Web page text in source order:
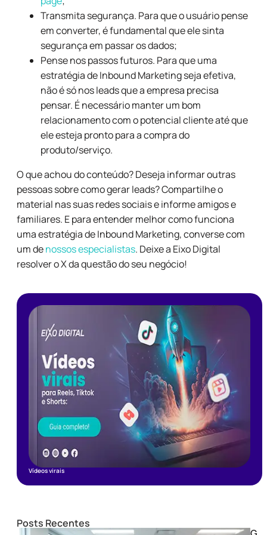
Transmita segurança. Para que o usuário pense
em converter, é fundamental que ele sinta
segurança em passar os dados;
Pense nos passos futuros. Para que uma
estratégia de Inbound Marketing seja efetiva,
não é só nos leads que a empresa precisa
pensar. É necessário manter um bom
relacionamento com o potencial cliente até que
ele esteja pronto para a compra do
produto/serviço.
O que achou do conteúdo? Deseja informar outras
pessoas sobre como gerar leads? Compartilhe o
material nas suas redes sociais e informe amigos e
familiares. E para entender melhor como funciona
uma estratégia de Inbound Marketing, converse com
um denossos especialistas. Deixe a Eixo Digital
resolver o X da questão do seu negócio!
Vídeos virais
Posts Recentes